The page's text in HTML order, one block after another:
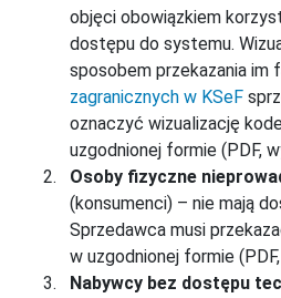
objęci obowiązkiem
dostępu do systemu.
sposobem przekazania im
zagranicznych w KSeF
oznaczyć wizualizację
uzgodnionej formie (PDF,
Osoby fizyczne
(konsumenci) – nie mają
Sprzedawca musi
w uzgodnionej formie
Nabywcy bez dostępu